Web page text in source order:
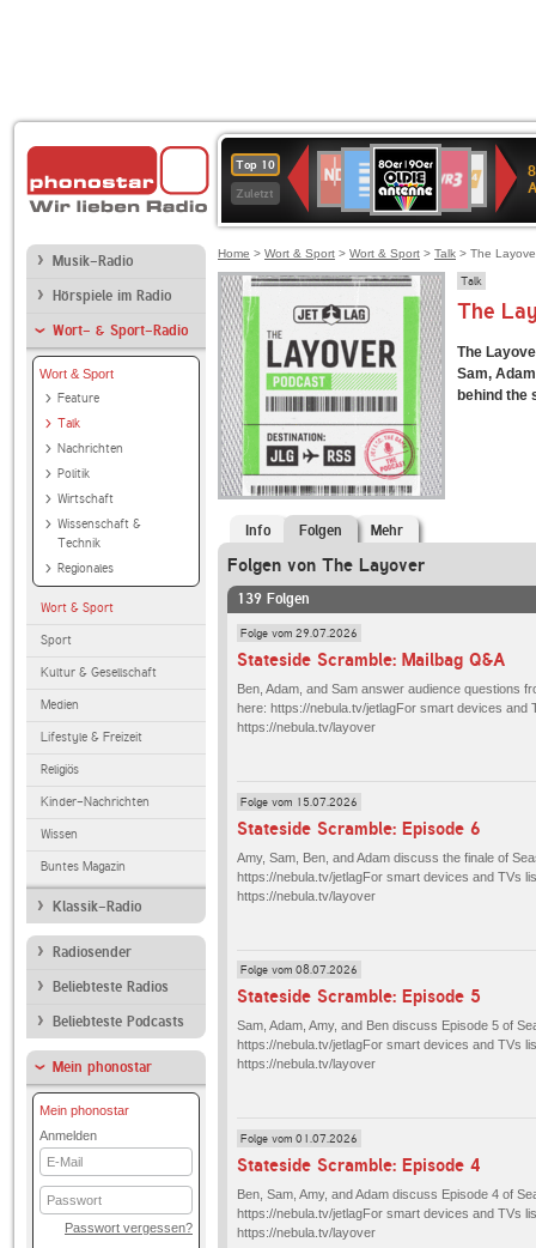
Top 10
Zuletzt
Deutschlandfunk
80er
90er
OLDIE
ANTENNE
SWR3
SWR
Kultur
NDR
2
Musik-Radio
Hörspiele im Radio
Wort- & Sport-Radio
Wort & Sport
Feature
Talk
Nachrichten
Politik
Wirtschaft
Wissenschaft &
Technik
Regionales
Wort & Sport
Sport
Kultur & Gesellschaft
Medien
Lifestyle & Freizeit
Religiös
Kinder-Nachrichten
Wissen
Buntes Magazin
Klassik-Radio
Radiosender
Beliebteste Radios
Beliebteste Podcasts
Mein phonostar
Mein phonostar
Anmelden
E-
Mail
Passwort
Passwort vergessen?
Home > Wort & Sport > Wort & Sport > Talk > The
Talk
The
The
Sam,
behind the
Info Folgen Mehr
Folgen von The Layover
139 Folgen
Folge vom 29.07.2026
Stateside Scramble: Mailbag Q&A
Ben, Adam, and Sam answer audience questions
here: https://nebula.tv/jetlagFor smart devices
https://nebula.tv/layover
Folge vom 15.07.2026
Stateside Scramble: Episode 6
Amy, Sam, Ben, and Adam discuss the finale of
https://nebula.tv/jetlagFor smart devices and TVs
https://nebula.tv/layover
Folge vom 08.07.2026
Stateside Scramble: Episode 5
Sam, Adam, Amy, and Ben discuss Episode 5 of
https://nebula.tv/jetlagFor smart devices and TVs
https://nebula.tv/layover
Folge vom 01.07.2026
Stateside Scramble: Episode 4
Ben, Sam, Amy, and Adam discuss Episode 4 of
https://nebula.tv/jetlagFor smart devices and TVs
https://nebula.tv/layover